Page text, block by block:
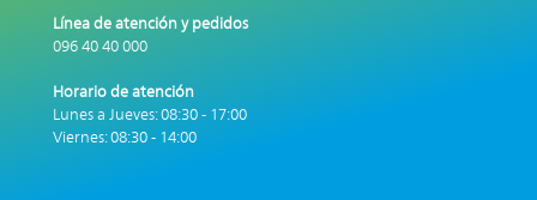
Línea de atención y pedidos
096 40 40 000
Horario de atención
Lunes a Jueves: 08:30 - 17:00
Viernes: 08:30 - 14:00